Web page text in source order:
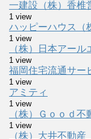
一建設（株）香椎
1 view
ハッピーハウス（
1 view
（株）日本アール
1 view
福岡住宅流通サー
1 view
アミティ
1 view
（株）Ｇｏｏｄ
1 view
（株）大井不動